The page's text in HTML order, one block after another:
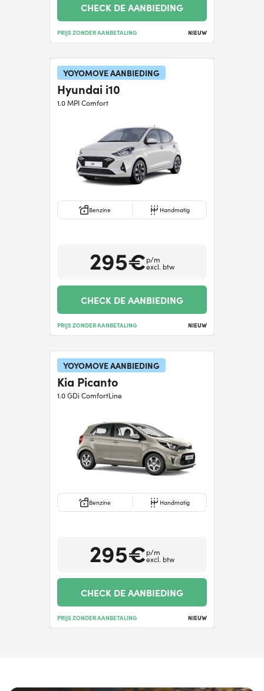
CHECK DE AANBIEDING
PRIJS ZONDER AANBETALING NIEUW
YOYOMOVE AANBIEDING
Hyundai i10
1.0 MPI Comfort
Benzine Handmatig
295€p/m
excl. btw
CHECK DE AANBIEDING
PRIJS ZONDER AANBETALING NIEUW
YOYOMOVE AANBIEDING
Kia Picanto
1.0 GDi ComfortLine
Benzine Handmatig
295€p/m
excl. btw
CHECK DE AANBIEDING
PRIJS ZONDER AANBETALING NIEUW